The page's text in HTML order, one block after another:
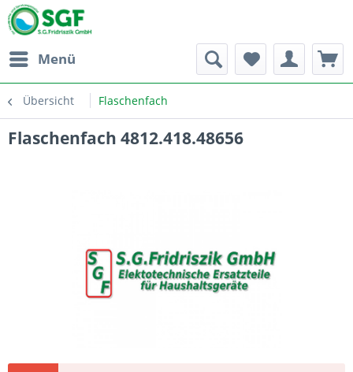
Menü
Übersicht Flaschenfach
Flaschenfach 4812.418.48656